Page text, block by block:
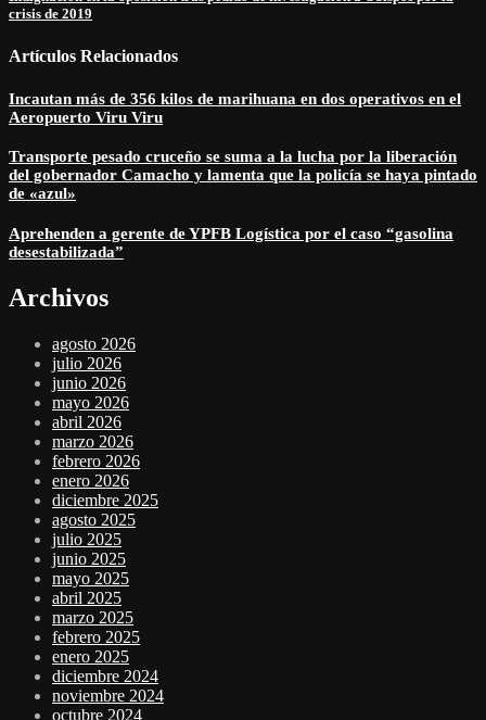
crisis de 2019
Artículos Relacionados
Incautan más de 356 kilos de marihuana en dos operativos en el
Aeropuerto Viru Viru
Transporte pesado cruceño se suma a la lucha por la liberación
del gobernador Camacho y lamenta que la policía se haya pintado
de «azul»
Aprehenden a gerente de YPFB Logística por el caso “gasolina
desestabilizada”
Archivos
agosto 2026
julio 2026
junio 2026
mayo 2026
abril 2026
marzo 2026
febrero 2026
enero 2026
diciembre 2025
agosto 2025
julio 2025
junio 2025
mayo 2025
abril 2025
marzo 2025
febrero 2025
enero 2025
diciembre 2024
noviembre 2024
octubre 2024